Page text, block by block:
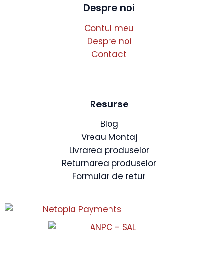
Despre noi
Contul meu
Despre noi
Contact
Resurse
Blog
Vreau Montaj
Livrarea produselor
Returnarea produselor
Formular de retur